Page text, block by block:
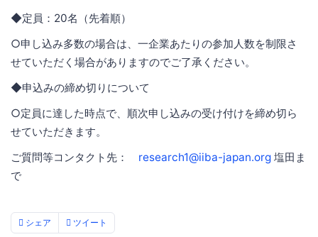
◆定員：20名（先着順）
○申し込み多数の場合は、一企業あたりの参加人数を制限さ
せていただく場合がありますのでご了承ください。
◆申込みの締め切りについて
○定員に達した時点で、順次申し込みの受け付けを締め切ら
せていただきます。
ご質問等コンタクト先： research1@iiba-japan.org 塩田ま
で
シェア ツイート